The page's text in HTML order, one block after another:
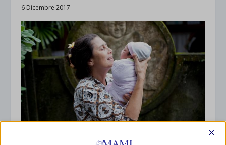
6 Dicembre 2017
×